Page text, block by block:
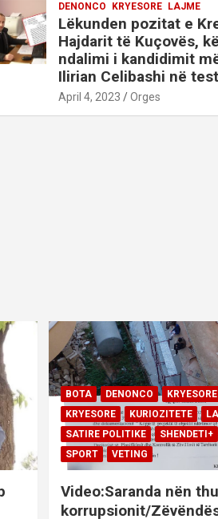
DENONCO KRYESORE LAJME
Lëkunden pozitat e
Hajdarit të Kuçovës,
ndalimi i kandidimit
Ilirian Celibashi në test
April 4, 2023 Orges
BOTA DENONCO
KRYESORE
KRYESORE
KURIOZITETE
SATIRE POLITIKE
SHENDETI+
SPORT
VETING
Video:Saranda nën
korrupsionit/